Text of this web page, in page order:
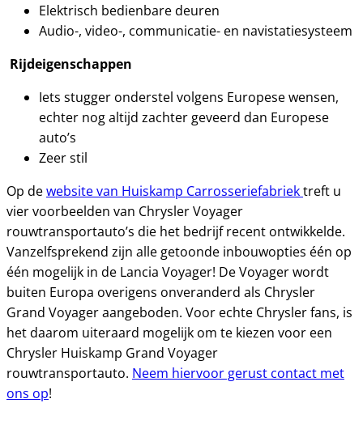
Elektrisch bedienbare deuren
Audio-, video-, communicatie- en navistatiesysteem
Rijdeigenschappen
Iets stugger onderstel volgens Europese wensen,
echter nog altijd zachter geveerd dan Europese
auto’s
Zeer stil
Op dewebsite van Huiskamp Carrosseriefabriektreft u
vier voorbeelden van Chrysler Voyager
rouwtransportauto’s die het bedrijf recent ontwikkelde.
Vanzelfsprekend zijn alle getoonde inbouwopties één op
één mogelijk in de Lancia Voyager! De Voyager wordt
buiten Europa overigens onveranderd als Chrysler
Grand Voyager aangeboden. Voor echte Chrysler fans, is
het daarom uiteraard mogelijk om te kiezen voor een
Chrysler Huiskamp Grand Voyager
rouwtransportauto. Neem hiervoor gerust contact met
ons op!